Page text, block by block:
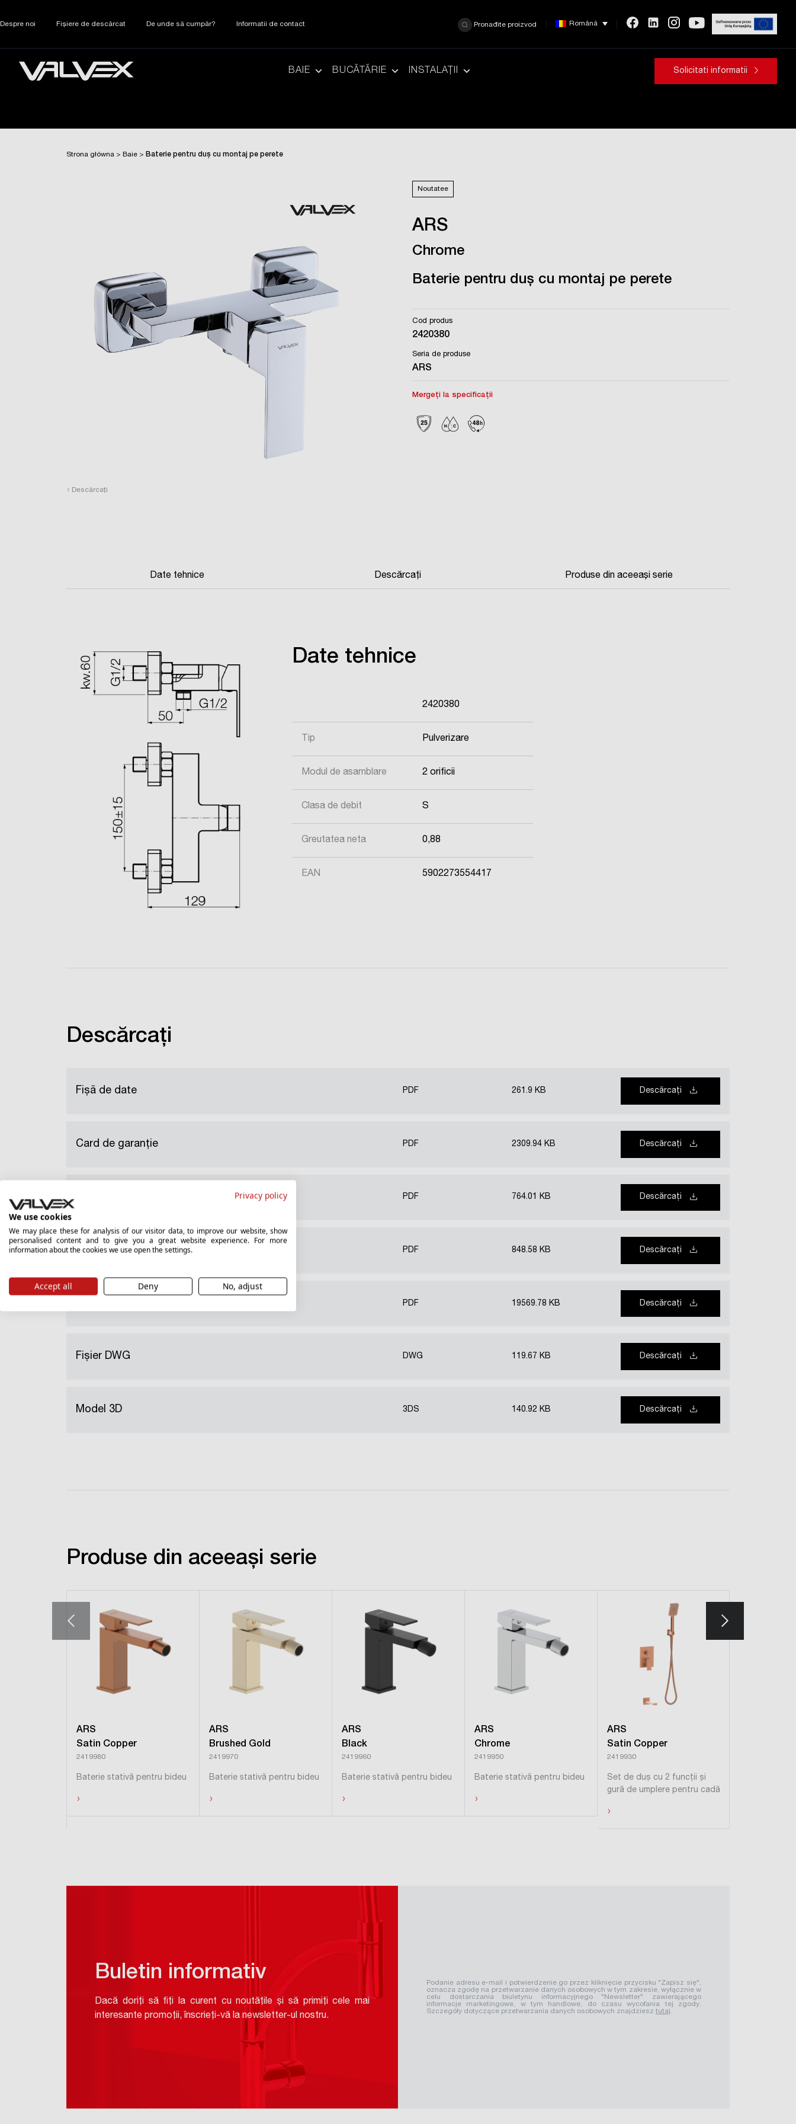
Despre noi Fișiere de descărcat De unde să cumpăr? Informatii de contact Pronađite proizvod Română
BAIE BUCĂTĂRIE INSTALAȚII Solicitati informatii
Strona główna > Baie > Baterie pentru duș cu montaj pe perete
› Descărcați
Noutatee
ARS
Chrome
Baterie pentru duș cu montaj pe perete
Cod produs
2420380
Seria de produse
ARS
Mergeți la specificații
Date tehnice Descărcați Produse din aceeași serie
Date tehnice
2420380
Tip Pulverizare
Modul de asamblare 2 orificii
Clasa de debit S
Greutatea neta 0,88
EAN 5902273554417
Descărcați
Fișă de date PDF 261.9 KB Descărcați
Card de garanție PDF 2309.94 KB Descărcați
Declarație națională de performanță PDF 764.01 KB Descărcați
Certificat igienic PDF 848.58 KB Descărcați
PDF 19569.78 KB Descărcați
Fișier DWG DWG 119.67 KB Descărcați
Model 3D 3DS 140.92 KB Descărcați
Produse din aceeași serie
ARS
Satin Copper
2419980
Baterie stativă pentru bideu
›
ARS
Brushed Gold
2419970
Baterie stativă pentru bideu
›
ARS
Black
2419960
Baterie stativă pentru bideu
›
ARS
Chrome
2419950
Baterie stativă pentru bideu
›
ARS
Satin Copper
2419930
Set de duș cu 2 funcții și
gură de umplere pentru cadă
›
Buletin informativ
Dacă doriți să fiți la curent cu noutățile și să primiți cele mai
interesante promoții, înscrieți-vă la newsletter-ul nostru.
Podanie adresu e-mail i potwierdzenie go przez kliknięcie przycisku "Zapisz się",
oznacza zgodę na przetwarzanie danych osobowych w tym zakresie, wyłącznie w
celu dostarczania biuletynu informacyjnego "Newsletter" zawierającego
informacje marketingowe, w tym handlowe, do czasu wycofania tej zgody.
Szczegóły dotyczące przetwarzania danych osobowych znajdziesz tutaj.
Privacy policy
We use cookies
We may place these for analysis of our visitor data, to improve our website, show
personalised content and to give you a great website experience. For more
information about the cookies we use open the settings.
Accept all Deny No, adjust